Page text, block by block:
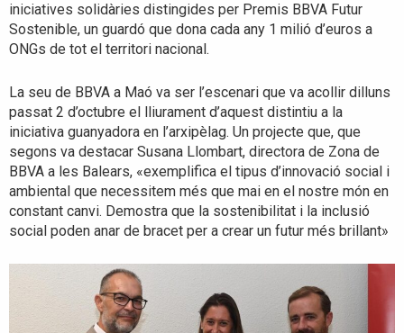
iniciatives solidàries distingides per Premis BBVA Futur
Sostenible, un guardó que dona cada any 1 milió d’euros a
ONGs de tot el territori nacional.
La seu de BBVA a Maó va ser l’escenari que va acollir dilluns
passat 2 d’octubre el lliurament d’aquest distintiu a la
iniciativa guanyadora en l’arxipèlag. Un projecte que, que
segons va destacar Susana Llombart, directora de Zona de
BBVA a les Balears, «exemplifica el tipus d’innovació social i
ambiental que necessitem més que mai en el nostre món en
constant canvi. Demostra que la sostenibilitat i la inclusió
social poden anar de bracet per a crear un futur més brillant»